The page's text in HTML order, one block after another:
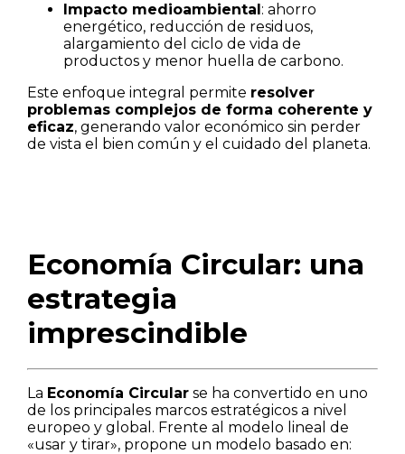
Impacto medioambiental: ahorro
energético, reducción de residuos,
alargamiento del ciclo de vida de
productos y menor huella de carbono.
Este enfoque integral permite resolver
problemas complejos de forma coherente y
eficaz, generando valor económico sin perder
de vista el bien común y el cuidado del planeta.
Economía Circular: una
estrategia
imprescindible
La Economía Circularse ha convertido en uno
de los principales marcos estratégicos a nivel
europeo y global. Frente al modelo lineal de
«usar y tirar», propone un modelo basado en: